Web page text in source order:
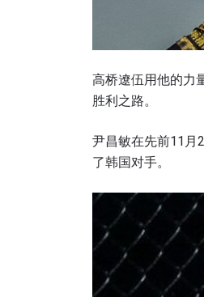
高桥遼伍用他的力
胜利之路。
尹昌敏在先前11月
了韩国对手。